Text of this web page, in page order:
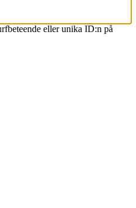
eller unika ID:n på